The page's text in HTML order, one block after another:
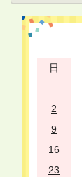
日
2
9
16
23